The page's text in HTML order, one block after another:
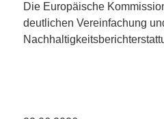
Die Europäische
deutlichen Vereinfachung